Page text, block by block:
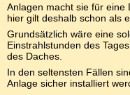
Anlagen macht sie für eine
hier gilt deshalb schon als
Grundsätzlich wäre eine
Einstrahlstunden des
des Daches.
In den seltensten Fällen
Anlage sicher installiert